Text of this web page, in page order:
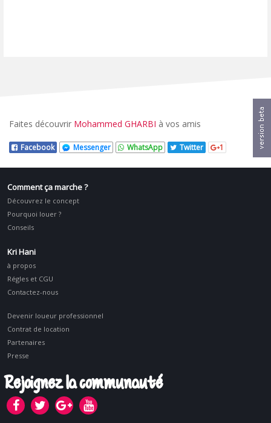
Faites découvrir Mohammed GHARBI à vos amis
Facebook Messenger WhatsApp Twitter 1
Comment ça marche ?
Découvrez le concept
Pourquoi louer ?
Conseils
Kri Hani
à propos
Régles et CGU
Contactez-nous
Devenir loueur professionnel
Contrat de location
Partenaires
Presse
Rejoignez la communauté